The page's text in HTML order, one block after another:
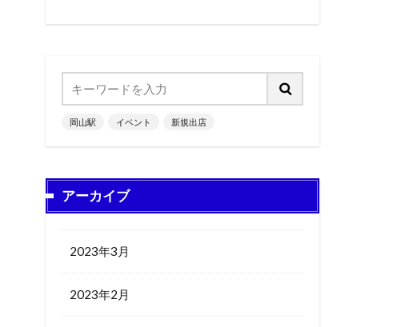
岡山駅 イベント 新規出店
アーカイブ
2023年3月
2023年2月